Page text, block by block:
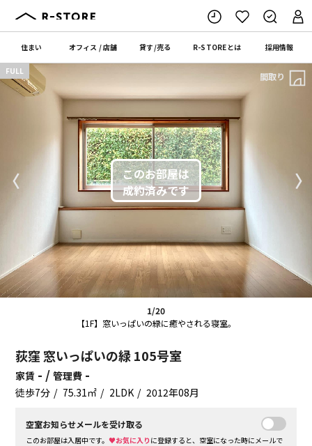
住まい オフィス /店舗 貸す/売る R-STOREとは 採用情報
1/20
【1F】窓いっぱいの緑に癒やされる寝室。
〈 〉
FULL 間取り
荻窪 窓いっぱいの緑 105号室
家賃 - /管理費 -
徒歩7分 75.31㎡ 2LDK 2012年08月
空室お知らせメールを受け取る
このお部屋は入居中です。♥お気に入り に登録すると、空室になった時にメールで